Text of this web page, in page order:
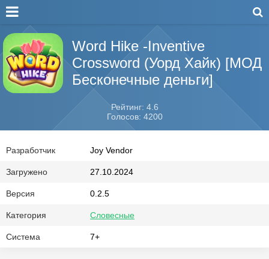
Word Hike -Inventive
Crossword (Уорд Хайк) [МОД
Бесконечные деньги]
Рейтинг: 4.6
Голосов: 4200
Разработчик Joy Vendor
Загружено 27.10.2024
Версия 0.2.5
Категория Словесные
Система 7+